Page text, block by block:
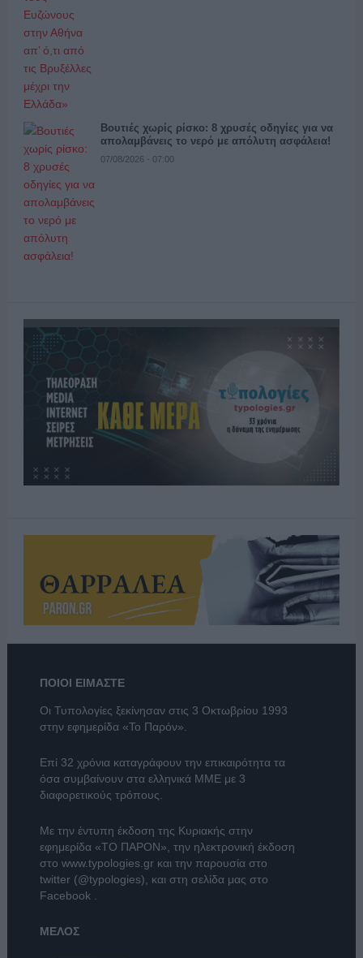
Βουτιές χωρίς ρίσκο: 8 χρυσές οδηγίες για να
απολαμβάνεις το νερό με απόλυτη ασφάλεια!
07/08/2026 - 07:00
ΠΟΙΟΙ ΕΙΜΑΣΤΕ
Οι Τυπολογίες ξεκίνησαν στις 3 Οκτωβρίου 1993
στην εφημερίδα «Το Παρόν».
Επί 32 χρόνια καταγράφουν την επικαιρότητα τα
όσα συμβαίνουν στα ελληνικά ΜΜΕ με 3
διαφορετικούς τρόπους.
Με την έντυπη έκδοση της Κυριακής στην
εφημερίδα «ΤΟ ΠΑΡΟΝ» , την ηλεκτρονική έκδοση
στο www.typologies.grκαι την παρουσία στο
twitter (@typologies) , και στη σελίδα μας στο
Facebook
ΜΕΛΟΣ